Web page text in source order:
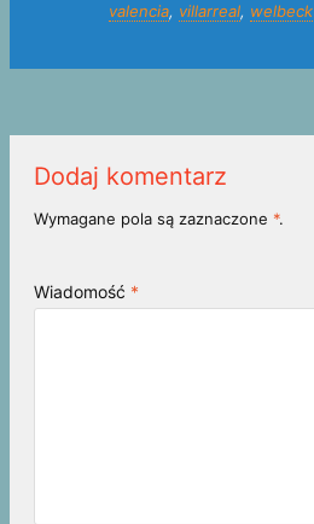
valencia, villarreal, welbeck
Dodaj komentarz
Wymagane pola są zaznaczone *.
Wiadomość *